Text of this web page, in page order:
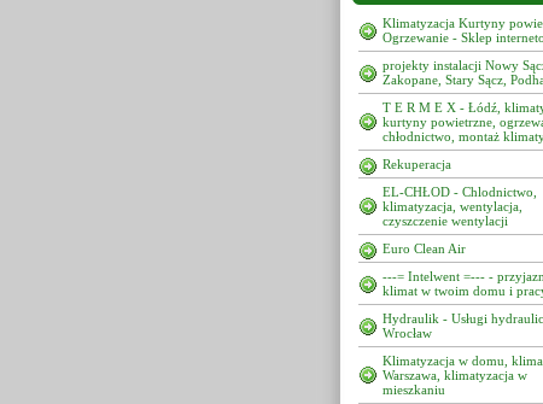
Klimatyzacja Kurtyny
Ogrzewanie - Sklep
projekty instalacji Nowy
Zakopane, Stary Sącz,
T E R M E X - Łódź,
kurtyny powietrzne,
chłodnictwo, montaż
Rekuperacja
EL-CHŁOD - Chlodnictwo,
klimatyzacja, wentylacja,
czyszczenie wentylacji
Euro Clean Air
---= Intelwent =--- -
klimat w twoim domu i
Hydraulik - Usługi
Wrocław
Klimatyzacja w domu,
Warszawa, klimatyzacja w
mieszkaniu